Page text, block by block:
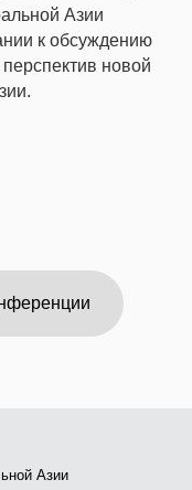
Азии
к обсуждению
новой
Азии